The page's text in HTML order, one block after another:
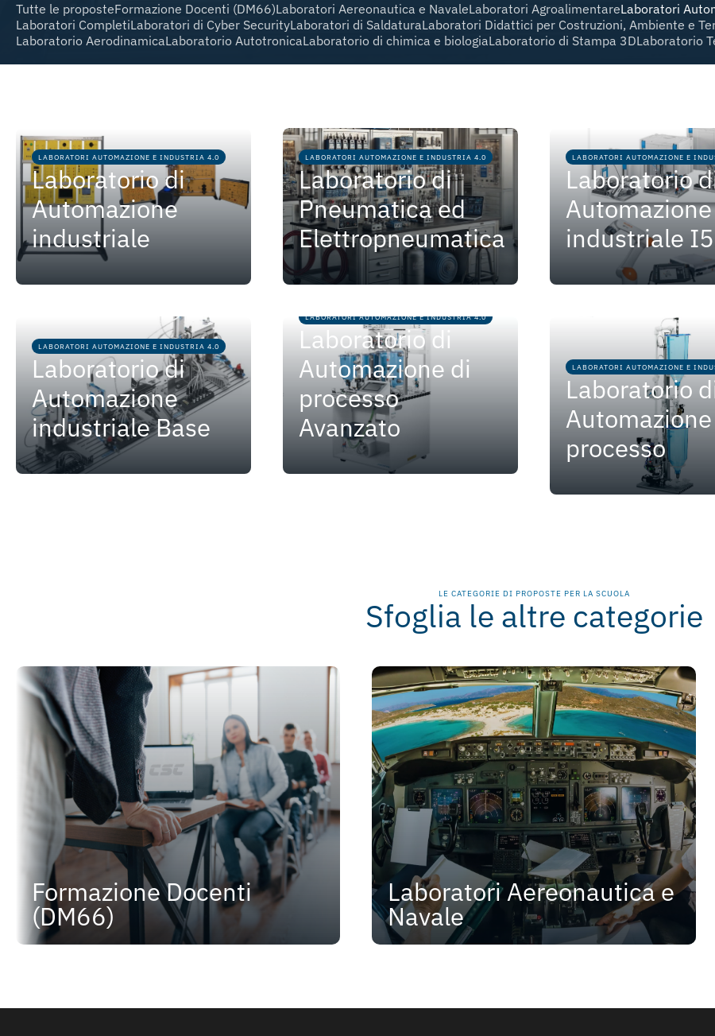
Tutte le proposteFormazione Docenti (DM66)Laboratori Aereonautica e NavaleLaboratori AgroalimentareLaboratori
Laboratori CompletiLaboratori di Cyber SecurityLaboratori di SaldaturaLaboratori Didattici per Costruzioni, Ambiente e
Laboratorio AerodinamicaLaboratorio AutotronicaLaboratorio di chimica e biologiaLaboratorio di Stampa 3DLaboratorio
LABORATORI AUTOMAZIONE E INDUSTRIA 4.0
Laboratorio di
Automazione
industriale
LABORATORI AUTOMAZIONE E INDUSTRIA 4.0
Laboratorio di
Pneumatica ed
Elettropneumatica
LABORATORI AUTOMAZIONE E
Laboratorio
Automazione
industriale
LABORATORI AUTOMAZIONE E INDUSTRIA 4.0
Laboratorio di
Automazione
industriale Base
LABORATORI AUTOMAZIONE E INDUSTRIA 4.0
Laboratorio di
Automazione di
processo
Avanzato
LABORATORI AUTOMAZIONE E
Laboratorio
processo
LE CATEGORIE DI PROPOSTE PER LA SCUOLA
Sfoglia le altre categorie
Formazione Docenti
(DM66)
Laboratori Aereonautica e
Navale